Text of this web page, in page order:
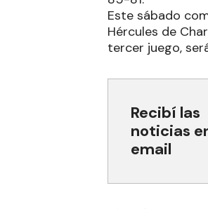
Este sábado
Hércules de
tercer juego,
Recibí las
noticias
email